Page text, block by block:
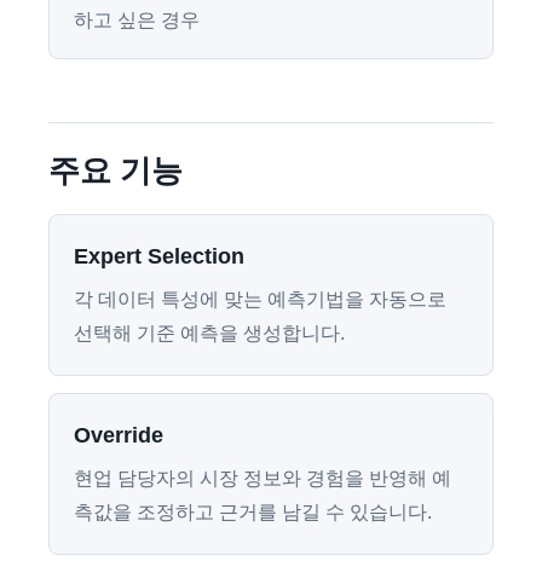
하고 싶은 경우
주요 기능
Expert Selection
각 데이터 특성에 맞는 예측기법을 자동으로
선택해 기준 예측을 생성합니다.
Override
현업 담당자의 시장 정보와 경험을 반영해 예
측값을 조정하고 근거를 남길 수 있습니다.